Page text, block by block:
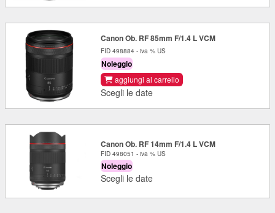
Canon Ob. RF 85mm F/1.4 L VCM
FID 498884 - iva % US
Noleggio
aggiungi al carrello
Scegli le date
Canon Ob. RF 14mm F/1.4 L VCM
FID 498051 - iva % US
Noleggio
Scegli le date